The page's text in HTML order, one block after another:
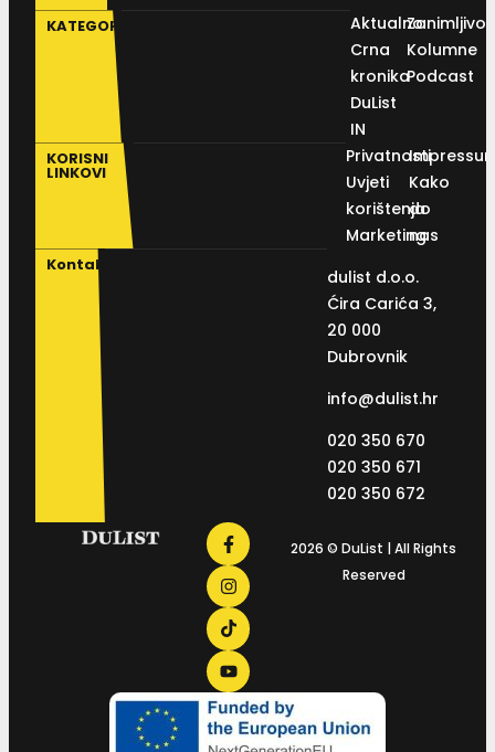
KATEGORIJE
Aktualno
Crna
kronika
DuList
IN
Kolumne
Podcast
KORISNI
LINKOVI
Privatnosti
Uvjeti
korištenja
Marketing
Kako
do
nas
Kontakt
dulist d.o.o.
Ćira Carića 3,
20 000
Dubrovnik
info@dulist.hr
020 350 670
020 350 671
020 350 672
2026 © DuList | All Rights
Reserved